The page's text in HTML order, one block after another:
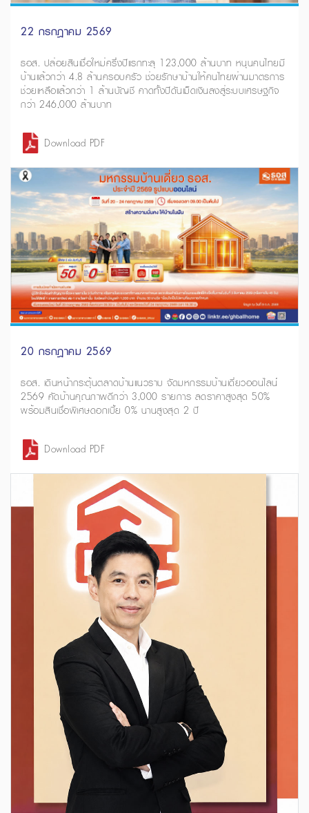
22 กรกฎาคม 2569
ธอส. ปล่อยสินเชื่อใหม่ครึ่งปีแรกทะลุ 123,000 ล้านบาท หนุนคนไทยมี
บ้านแล้วกว่า 4.8 ล้านครอบครัว ช่วยรักษาบ้านให้คนไทยผ่านมาตรการ
ช่วยเหลือแล้วกว่า 1 ล้านบัญชี คาดทั้งปีดันเม็ดเงินลงสู่ระบบเศรษฐกิจ
กว่า 246,000 ล้านบาท
Download PDF
20 กรกฎาคม 2569
ธอส. เดินหน้ากระตุ้นตลาดบ้านแนวราบ จัดมหกรรมบ้านเดี่ยวออนไลน์
2569 คัดบ้านคุณภาพดีกว่า 3,000 รายการ ลดราคาสูงสุด 50%
พร้อมสินเชื่อพิเศษดอกเบี้ย 0% นานสูงสุด 2 ปี
Download PDF